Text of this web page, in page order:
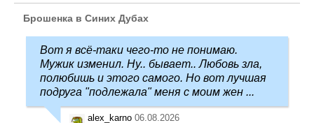
Брошенка в Синих Дубах
Вот я всё-таки чего-то не понимаю.
Мужик изменил. Ну.. бывает.. Любовь зла,
полюбишь и этого самого. Но вот лучшая
подруга "подлежала" меня с моим жен ...
alex_karno 06.08.2026